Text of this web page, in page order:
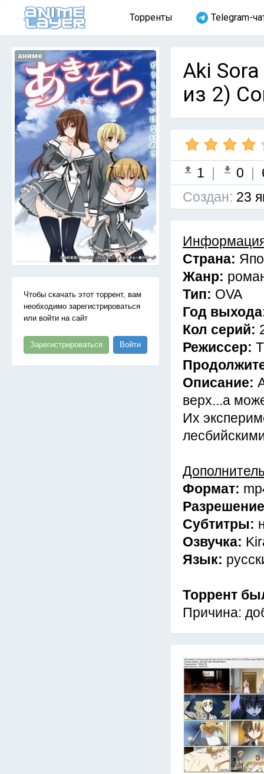
Торренты Telegram-
аниме
Чтобы скачать этот торрент, вам
необходимо зарегистрироваться
или войти на сайт
Зарегистрироваться Войти
Aki
из 2)
1 | 0 |
Cоздан: 23
Страна:
Жанр:
Тип: OVA
Год
Кол серий:
Режиссер:
Описание:
верх...а
Их
Формат:
Субтитры:
Озвучка:
Язык:
Торрент
Причина: